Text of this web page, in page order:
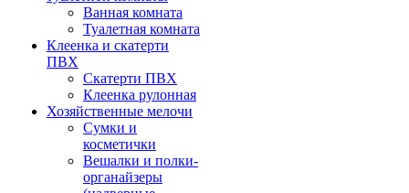
Ванная комната
Туалетная комната
Клеенка и скатерти
ПВХ
Скатерти ПВХ
Клеенка рулонная
Хозяйственные мелочи
Сумки и
косметички
Вешалки и полки-
органайзеры